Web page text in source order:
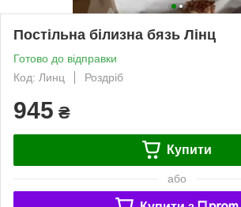
Постільна білизна бязь Лінц
Готово до відправки
Код: Линц
Роздріб
945 ₴
Купити
або